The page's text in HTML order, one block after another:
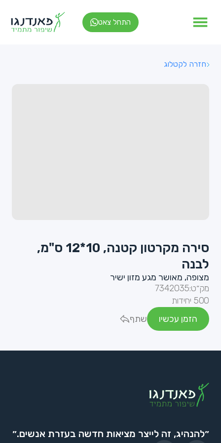
התחל צאט
חזרה לקטלוג
סירה מקרטון קטנה, 10*12 ס"מ,
לבנה
מצופה, מאושר מגע מזון ישיר
מק״ט:7342035
500 יחידות
הזמן עכשיו
שתף
״להנהיג, זה לייצר מציאות חדשה בעזרת אנשים.״